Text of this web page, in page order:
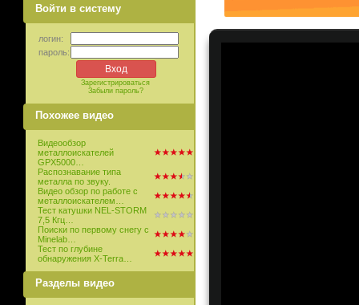
Войти в систему
логин:
пароль:
Зарегистрироваться
Забыли пароль?
Похожее видео
Видеообзор
металлоискателей
GPX5000…
Распознавание типа
металла по звуку.
Видео обзор по работе с
металлоискателем…
Тест катушки NEL-STORM
7,5 Кгц…
Поиски по первому снегу с
Minelab…
Тест по глубине
обнаружения X-Terra…
Разделы видео